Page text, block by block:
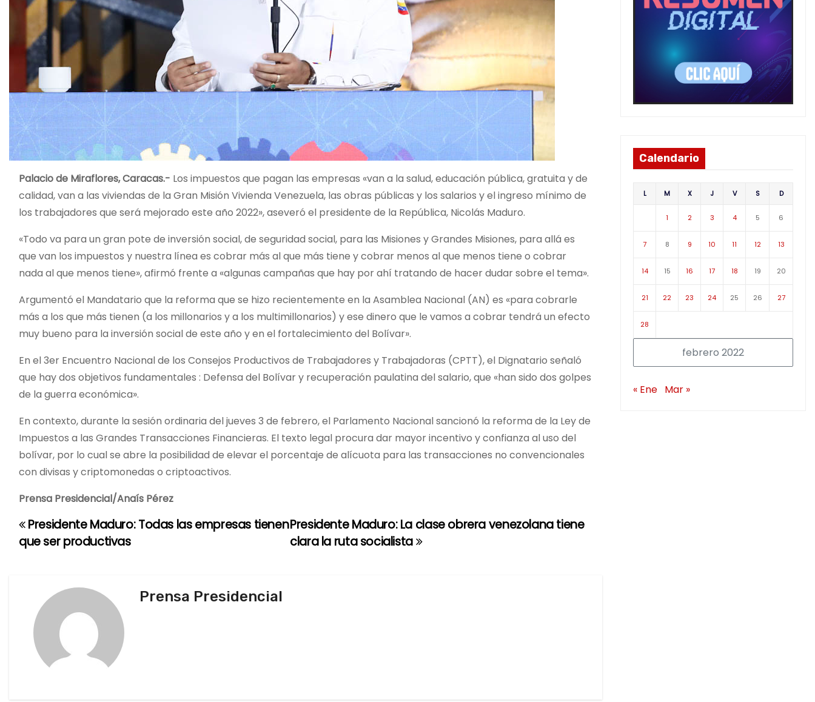
Palacio de Miraflores, Caracas.- Los impuestos que pagan las empresas «van a la salud, educación pública, gratuita y de
calidad, van a las viviendas de la Gran Misión Vivienda Venezuela, las obras públicas y los salarios y el ingreso mínimo de
los trabajadores que será mejorado este año 2022», aseveró el presidente de la República, Nicolás Maduro.
«Todo va para un gran pote de inversión social, de seguridad social, para las Misiones y Grandes Misiones, para allá es
que van los impuestos y nuestra línea es cobrar más al que más tiene y cobrar menos al que menos tiene o cobrar
nada al que menos tiene», afirmó frente a «algunas campañas que hay por ahí tratando de hacer dudar sobre el tema».
Argumentó el Mandatario que la reforma que se hizo recientemente en la Asamblea Nacional (AN) es «para cobrarle
más a los que más tienen (a los millonarios y a los multimillonarios) y ese dinero que le vamos a cobrar tendrá un efecto
muy bueno para la inversión social de este año y en el fortalecimiento del Bolívar».
En el 3er Encuentro Nacional de los Consejos Productivos de Trabajadores y Trabajadoras (CPTT), el Dignatario señaló
que hay dos objetivos fundamentales : Defensa del Bolívar y recuperación paulatina del salario, que «han sido dos golpes
de la guerra económica».
En contexto, durante la sesión ordinaria del jueves 3 de febrero, el Parlamento Nacional sancionó la reforma de la Ley de
Impuestos a las Grandes Transacciones Financieras. El texto legal procura dar mayor incentivo y confianza al uso del
bolívar, por lo cual se abre la posibilidad de elevar el porcentaje de alícuota para las transacciones no convencionales
con divisas y criptomonedas o criptoactivos.
Prensa Presidencial/Anaís Pérez
N
a
Presidente Maduro: La clase obrera venezolana tiene
clara la ruta socialista
Presidente Maduro: Todas las empresas tienen
que ser productivas
Prensa Presidencial
Calendario
febrero 2022
L M X J V S D
1 2 3 4 5 6
7 8 9 10 11 12 13
14 15 16 17 18 19 20
21 22 23 24 25 26 27
28
« Ene Mar »